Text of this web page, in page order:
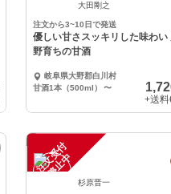
大田剛之
注文から3~10日で発送
優しい甘さスッキリした味わい
野育ちの甘酒
岐阜県大野郡白川村
甘酒1本（500ml）
〜
+送料
注
文
受
付
停
止
中
杉原晋一